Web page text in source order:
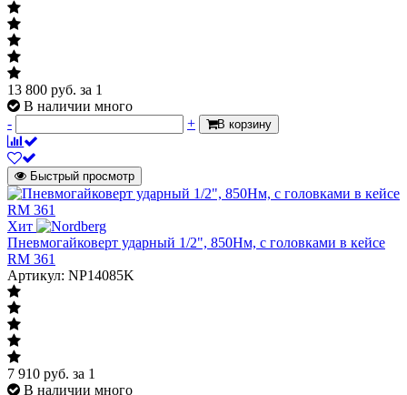
13 800 руб. за 1
В наличии много
-
+ В корзину
Быстрый просмотр
Хит
Пневмогайковерт ударный 1/2", 850Нм, с головками в кейсе
RM 361
Артикул: NP14085K
7 910 руб. за 1
В наличии много